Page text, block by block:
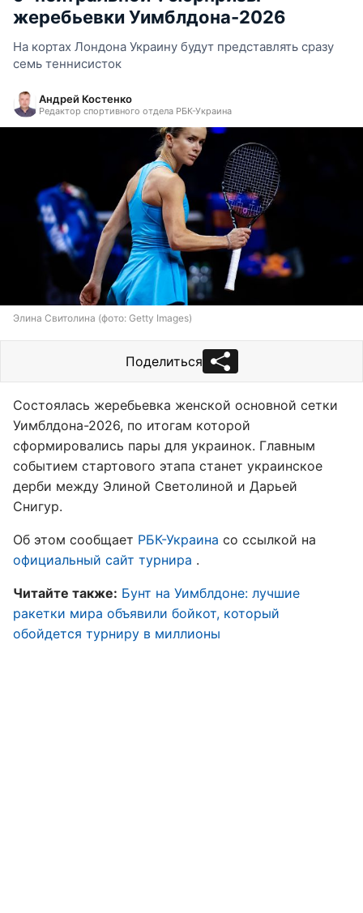
жеребьевки Уимблдона-2026
На кортах Лондона Украину будут представлять сразу
семь теннисисток
Андрей Костенко
Редактор спортивного отдела РБК-Украина
Элина Свитолина (фото: Getty Images)
Поделиться
Состоялась жеребьевка женской основной сетки
Уимблдона-2026, по итогам которой
сформировались пары для украинок. Главным
событием стартового этапа станет украинское
дерби между Элиной Светолиной и Дарьей
Снигур.
Об этом сообщает РБК-Украина со ссылкой на
официальный сайт турнира .
Читайте также: Бунт на Уимблдоне: лучшие
ракетки мира объявили бойкот, который
обойдется турниру в миллионы